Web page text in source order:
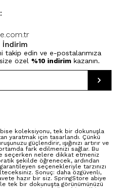
İndirim
takip edin ve e-postalarımıza
özel %10 indirim kazanın.
koleksiyonu, tek bir dokunuşla
yaratmak için tasarlandı. Çünkü
güçlendirir, ışığınızı artırır ve
fark edilmenizi sağlar. Bu
seçerken nelere dikkat etmeniz
şekilde öğrenecek, ardından
garantileyen seçenekleriyle tarzınızı
Sonuç: daha özgüvenli,
hazır bir siz. SpringStore abiye
tek bir dokunuşta görünümünüzü